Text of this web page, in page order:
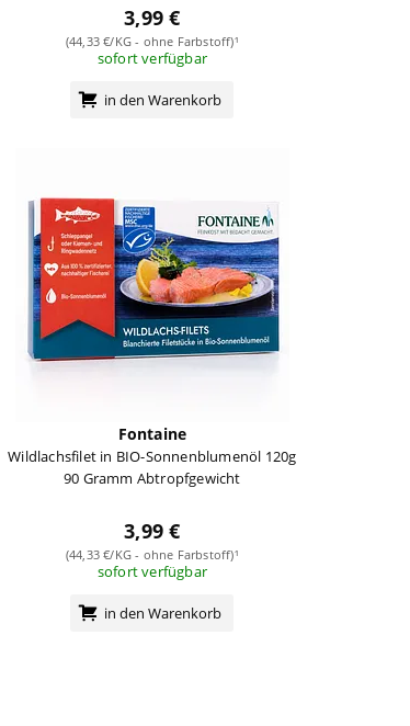
3,99 €
(44,33 €/KG - ohne Farbstoff)¹
sofort verfügbar
in den Warenkorb
Fontaine
Wildlachsfilet in BIO-Sonnenblumenöl 120g
90 Gramm Abtropfgewicht
3,99 €
(44,33 €/KG - ohne Farbstoff)¹
sofort verfügbar
in den Warenkorb